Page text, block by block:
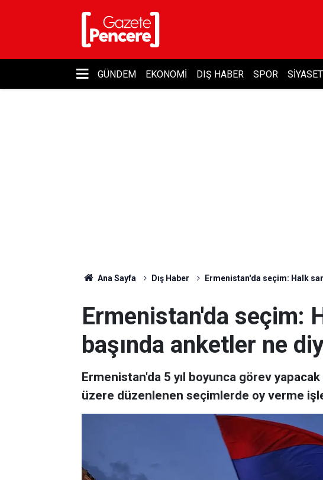
GÜNDEM EKONOMI DIŞ HABER SPOR SIYASET
Ana Sayfa Dış Haber Ermenistan'da seçim: Halk
Ermenistan'da seçim:
başında anketler ne
Ermenistan'da 5 yıl boyunca görev
üzere düzenlenen seçimlerde oy verme